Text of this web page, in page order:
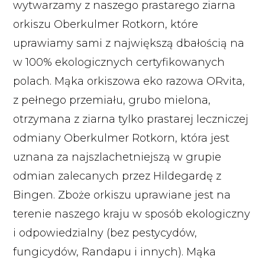
wytwarzamy z naszego prastarego ziarna
orkiszu Oberkulmer Rotkorn, które
uprawiamy sami z największą dbałością na
w 100% ekologicznych certyfikowanych
polach. Mąka orkiszowa eko razowa ORvita,
z pełnego przemiału, grubo mielona,
otrzymana z ziarna tylko prastarej leczniczej
odmiany Oberkulmer Rotkorn, która jest
uznana za najszlachetniejszą w grupie
odmian zalecanych przez Hildegardę z
Bingen. Zboże orkiszu uprawiane jest na
terenie naszego kraju w sposób ekologiczny
i odpowiedzialny (bez pestycydów,
fungicydów, Randapu i innych). Mąka